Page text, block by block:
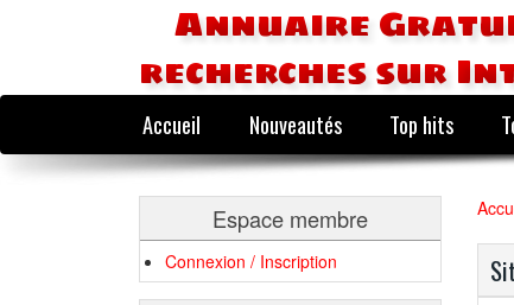
Annuaire
recherches sur
Accueil Nouveautés Top hits
Espace membre
Connexion / Inscription